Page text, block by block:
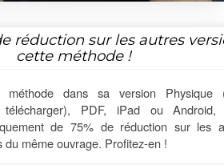
réduction sur les autres
cette méthode !
méthode dans sa version Physique
télécharger), PDF, iPad ou Android,
de 75% de réduction sur les
du même ouvrage. Profitez-en !